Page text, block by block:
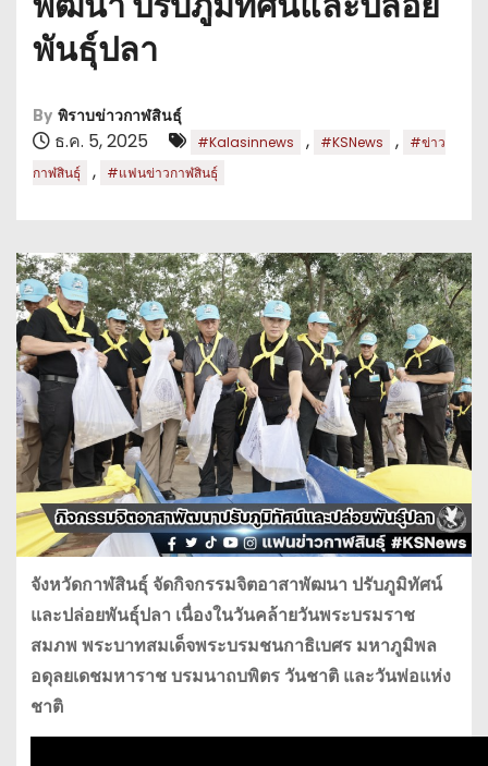
พันธุ์ปลา
By พิราบข่าวกาฬสินธุ์
ธ.ค. 5, 2025 #Kalasinnews , #KSNews ,
#ข่าว
กาฬสินธุ์
, #แฟนข่าวกาฬสินธุ์
จังหวัดกาฬสินธุ์ จัดกิจกรรมจิตอาสาพัฒนา ปรับภูมิทัศน์
และปล่อยพันธุ์ปลา เนื่องในวันคล้ายวันพระบรมราช
สมภพ พระบาทสมเด็จพระบรมชนกาธิเบศร มหาภูมิพล
อดุลยเดชมหาราช บรมนาถบพิตร วันชาติ และวันพ่อแห่ง
ชาติ